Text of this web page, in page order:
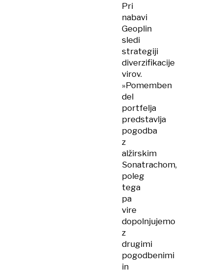
Pri
nabavi
Geoplin
sledi
strategiji
diverzifikacije
virov.
»Pomemben
del
portfelja
predstavlja
pogodba
z
alžirskim
Sonatrachom,
poleg
tega
pa
vire
dopolnjujemo
z
drugimi
pogodbenimi
in